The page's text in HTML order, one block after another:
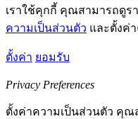
เราใช้คุกกี้ คุณสามารถดูร
ความเป็นส่วนตัว และตั้งค่
ตั้งค่า ยอมรับ
Privacy Preferences
ตั้งค่าความเป็นส่วนตัว คุณ